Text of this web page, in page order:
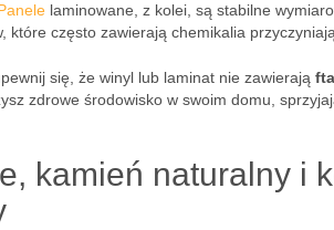
laminowane, z kolei, są stabilne
które często zawierają chemikalia
się, że winyl lub laminat nie zawierają
zdrowe środowisko w swoim domu,
kamień naturalny i